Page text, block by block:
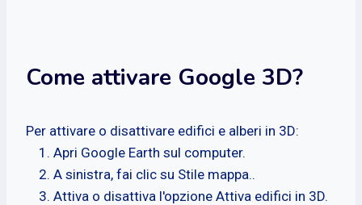
Come attivare Google 3D?
Per attivare o disattivare edifici e alberi in 3D:
Apri Google Earth sul computer.
A sinistra, fai clic su Stile mappa..
Attiva o disattiva l'opzione Attiva edifici in 3D.